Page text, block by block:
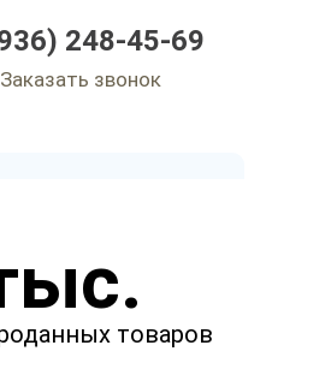
248-45-69
Заказать звонок
вам в
товаров